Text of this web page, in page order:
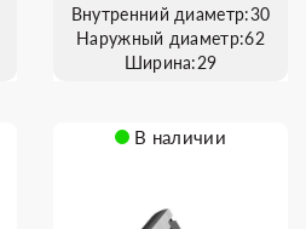
Внутренний диаметр:30
Наружный диаметр:62
Ширина:29
В наличии